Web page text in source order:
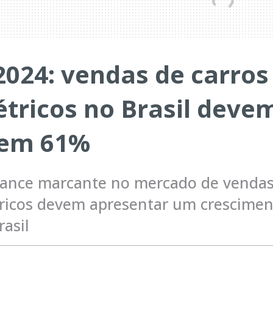
vendas de
no Brasil
61%
marcante no mercado de
devem apresentar um